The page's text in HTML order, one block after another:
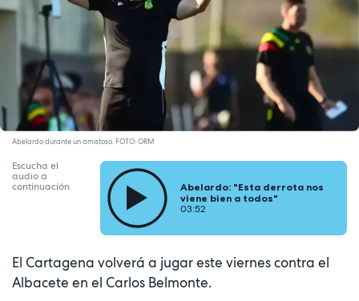
Abelardo durante un amistoso. FOTO: ORM
Escucha el
audio a
continuación
Abelardo: "Esta derrota nos
viene bien a todos"
03:52
El Cartagena volverá a jugar este viernes contra el
Albacete en el Carlos Belmonte.